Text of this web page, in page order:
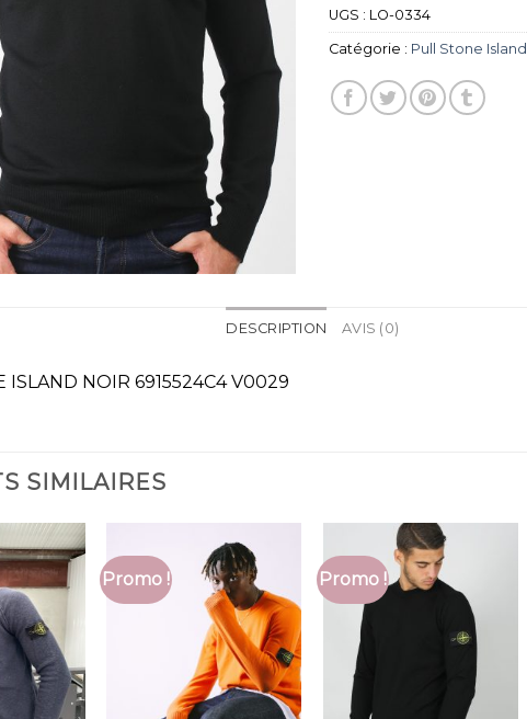
UGS : LO-0334
Catégorie : Pull Stone Island
DESCRIPTION AVIS (0)
ISLAND NOIR 6915524C4 V0029
SIMILAIRES
Promo ! Promo !